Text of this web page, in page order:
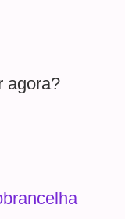
agora?